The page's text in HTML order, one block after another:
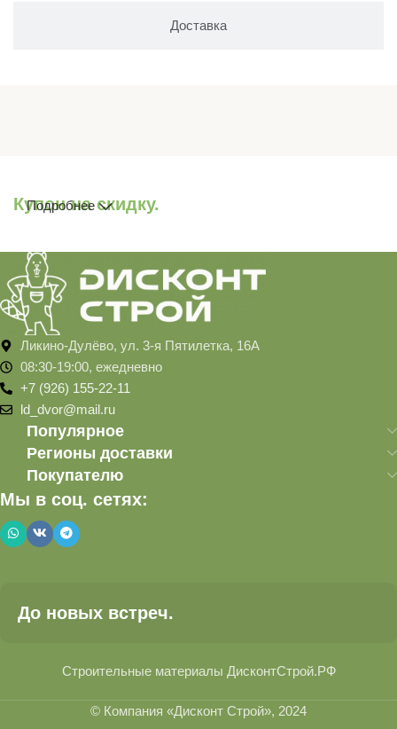
Доставка
Купон на скидку.
Подробнее
Ликино-Дулёво, ул. 3-я Пятилетка, 16А
08:30-19:00, ежедневно
+7 (926) 155-22-11
ld_dvor@mail.ru
Популярное
Регионы доставки
Покупателю
Мы в соц. сетях:
До новых встреч.
Строительные материалы ДисконтСтрой.РФ
© Компания «Дисконт Строй», 2024